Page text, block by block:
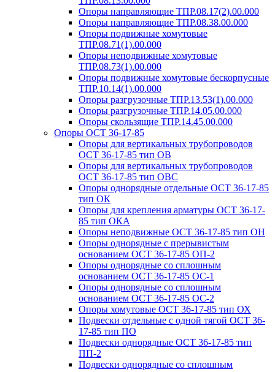
Опоры направляющие ТПР.08.17(2).00.000
Опоры направляющие ТПР.08.38.00.000
Опоры подвижные хомутовые
ТПР.08.71(1).00.000
Опоры неподвижные хомутовые
ТПР.08.73(1).00.000
Опоры подвижные хомутовые бескорпусные
ТПР.10.14(1).00.000
Опоры разгрузочные ТПР.13.53(1).00.000
Опоры разгрузочные ТПР.14.05.00.000
Опоры скользящие ТПР.14.45.00.000
Опоры ОСТ 36-17-85
Опоры для вертикальных трубопроводов
ОСТ 36-17-85 тип ОВ
Опоры для вертикальных трубопроводов
ОСТ 36-17-85 тип ОВС
Опоры однорядные отдельные ОСТ 36-17-85
тип ОК
Опоры для крепления арматуры ОСТ 36-17-
85 тип ОКА
Опоры неподвижные ОСТ 36-17-85 тип ОН
Опоры однорядные с прерывистым
основанием ОСТ 36-17-85 ОП-2
Опоры однорядные со сплошным
основанием ОСТ 36-17-85 ОС-1
Опоры однорядные со сплошным
основанием ОСТ 36-17-85 ОС-2
Опоры хомутовые ОСТ 36-17-85 тип ОХ
Подвески отдельные с одной тягой ОСТ 36-
17-85 тип ПО
Подвески однорядные ОСТ 36-17-85 тип
ПП-2
Подвески однорядные со сплошным